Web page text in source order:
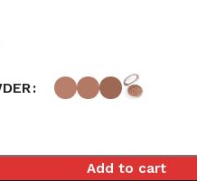
Add to cart